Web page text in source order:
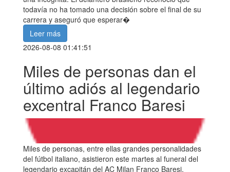
todavía no ha tomado una decisión sobre el final de su
carrera y aseguró que esperar�
Leer más
2026-08-08 01:41:51
Miles de personas dan el
último adiós al legendario
excentral Franco Baresi
Miles de personas, entre ellas grandes personalidades
del fútbol italiano, asistieron este martes al funeral del
legendario excapitán del AC Milan Franco Baresi,